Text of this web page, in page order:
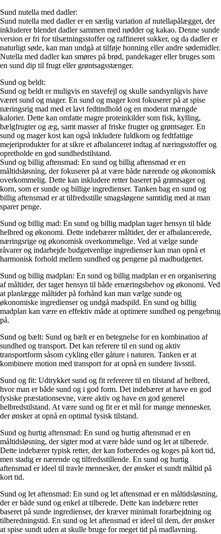
Sund nutella med dadler:
Sund nutella med dadler er en særlig variation af nutellapålægget, der
inkluderer blendet dadler sammen med nødder og kakao. Denne sunde
version er fri for tilsætningsstoffer og raffineret sukker, og da dadler er
naturligt søde, kan man undgå at tilføje honning eller andre sødemidler.
Nutella med dadler kan smøres på brød, pandekager eller bruges som
en sund dip til frugt eller grøntsagsstænger.
Sund og beldt:
Sund og beldt er muligvis en stavefejl og skulle sandsynligvis have
været sund og mager. En sund og mager kost fokuserer på at spise
næringsrig mad med et lavt fedtindhold og en moderat mængde
kalorier. Dette kan omfatte magre proteinkilder som fisk, kylling,
bælgfrugter og æg, samt masser af friske frugter og grøntsager. En
sund og mager kost kan også inkludere fuldkorn og fedtfattige
mejeriprodukter for at sikre et afbalanceret indtag af næringsstoffer og
opretholde en god sundhedstilstand.
Sund og billig aftensmad: En sund og billig aftensmad er en
måltidsløsning, der fokuserer på at være både nærende og økonomisk
overkommelig. Dette kan inkludere retter baseret på grøntsager og
korn, som er sunde og billige ingredienser. Tanken bag en sund og
billig aftensmad er at tilfredsstille smagsløgene samtidig med at man
sparer penge.
Sund og billig mad: En sund og billig madplan tager hensyn til både
helbred og økonomi. Dette indebærer måltider, der er afbalancerede,
næringsrige og økonomisk overkommelige. Ved at vælge sunde
råvarer og indarbejde budgetvenlige ingredienser kan man opnå et
harmonisk forhold mellem sundhed og pengene på madbudgettet.
Sund og billig madplan: En sund og billig madplan er en organisering
af måltider, der tager hensyn til både ernæringsbehov og økonomi. Ved
at planlægge måltider på forhånd kan man vælge sunde og
økonomiske ingredienser og undgå madspild. En sund og billig
madplan kan være en effektiv måde at optimere sundhed og pengebrug
på.
Sund og bælt: Sund og bælt er en betegnelse for en kombination af
sundhed og transport. Det kan referere til en sund og aktiv
transportform såsom cykling eller gåture i naturen. Tanken er at
kombinere motion med transport for at opnå en sundere livsstil.
Sund og fit: Udtrykket sund og fit refererer til en tilstand af helbred,
hvor man er både sund og i god form. Det indebærer at have en god
fysiske præstationsevne, være aktiv og have en god generel
helbredstilstand. At være sund og fit er et mål for mange mennesker,
der ønsker at opnå en optimal fysisk tilstand.
Sund og hurtig aftensmad: En sund og hurtig aftensmad er en
måltidsløsning, der sigter mod at være både sund og let at tilberede.
Dette indebærer typisk retter, der kan forberedes og koges på kort tid,
men stadig er nærende og tilfredsstillende. En sund og hurtig
aftensmad er ideel til travle mennesker, der ønsker et sundt måltid på
kort tid.
Sund og let aftensmad: En sund og let aftensmad er en måltidsløsning,
der er både sund og enkel at tilberede. Dette kan indebære retter
baseret på sunde ingredienser, der kræver minimalt forarbejdning og
tilberedningstid. En sund og let aftensmad er ideel til dem, der ønsker
at spise sundt uden at skulle bruge for meget tid på madlavning.